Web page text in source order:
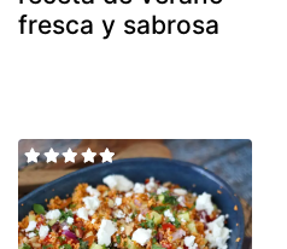
fresca y sabrosa